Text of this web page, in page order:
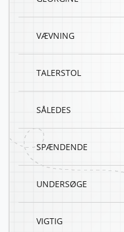
VÆVNING
TALERSTOL
SÅLEDES
SPÆNDENDE
UNDERSØGE
VIGTIG